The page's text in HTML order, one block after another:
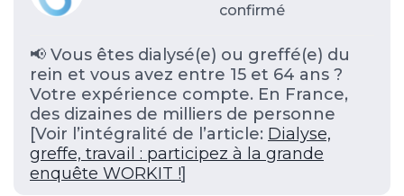
confirmé
📢 Vous êtes dialysé(e) ou greffé(e) du
rein et vous avez entre 15 et 64 ans ?
Votre expérience compte. En France,
des dizaines de milliers de personne
[Voir l’intégralité de l’article: Dialyse,
greffe, travail : participez à la grande
enquête WORKIT !]